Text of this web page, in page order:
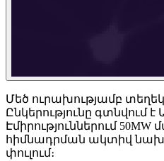
Մեծ ուրախությամբ
Ընկերությունը գտնվում
Էմիրություններում 50MW
հիմնադրման ակտիվ
փուլում։